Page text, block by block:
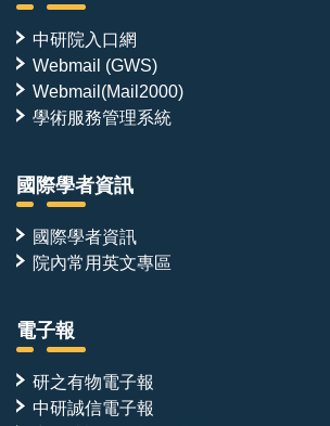
中研院入口網
Webmail (GWS)
Webmail(Mail2000)
學術服務管理系統
國際學者資訊
國際學者資訊
院內常用英文專區
電子報
研之有物電子報
中研誠信電子報